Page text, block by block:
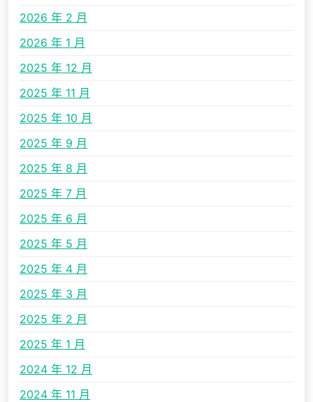
2026 年 2 月
2026 年 1 月
2025 年 12 月
2025 年 11 月
2025 年 10 月
2025 年 9 月
2025 年 8 月
2025 年 7 月
2025 年 6 月
2025 年 5 月
2025 年 4 月
2025 年 3 月
2025 年 2 月
2025 年 1 月
2024 年 12 月
2024 年 11 月